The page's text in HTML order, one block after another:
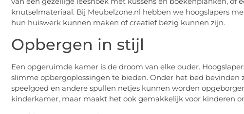
knutselmateriaal. Bij Meubelzone.nl hebben we hoogslapers
hun huiswerk kunnen maken of creatief bezig kunnen zijn.
Opbergen in stijl
Een opgeruimde kamer is de droom van elke ouder.
slimme opbergoplossingen te bieden. Onder het bed bevinden
speelgoed en andere spullen netjes kunnen worden
kinderkamer, maar maakt het ook gemakkelijk voor kinderen